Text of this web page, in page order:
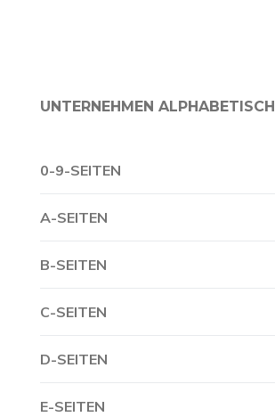
UNTERNEHMEN ALPHABETISCH
0-9-SEITEN
A-SEITEN
B-SEITEN
C-SEITEN
D-SEITEN
E-SEITEN